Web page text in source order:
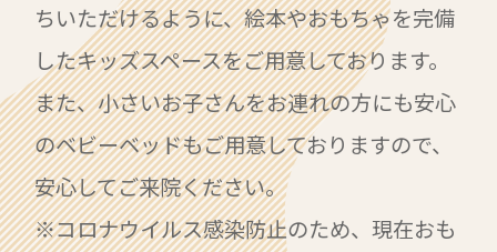
ちいただけるように、絵本やおもちゃを完備
したキッズスペースをご用意しております。
また、小さいお子さんをお連れの方にも安心
のベビーベッドもご用意しておりますので、
安心してご来院ください。
※コロナウイルス感染防止のため、現在おも